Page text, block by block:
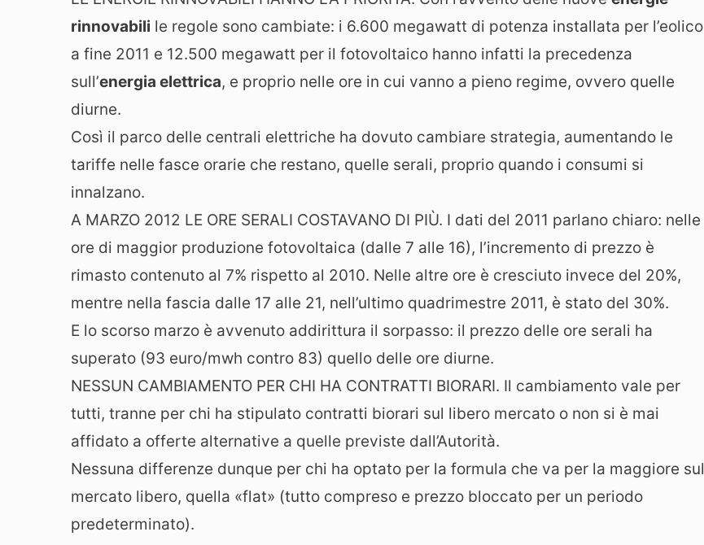
rinnovabili le regole sono cambiate: i 6.600 megawatt di potenza installata per l’eolico
a fine 2011 e 12.500 megawatt per il fotovoltaico hanno infatti la precedenza
sull’energia elettrica, e proprio nelle ore in cui vanno a pieno regime, ovvero quelle
diurne.
Così il parco delle centrali elettriche ha dovuto cambiare strategia, aumentando le
tariffe nelle fasce orarie che restano, quelle serali, proprio quando i consumi si
innalzano.
A MARZO 2012 LE ORE SERALI COSTAVANO DI PIÙ. I dati del 2011 parlano chiaro: nelle
ore di maggior produzione fotovoltaica (dalle 7 alle 16), l’incremento di prezzo è
rimasto contenuto al 7% rispetto al 2010. Nelle altre ore è cresciuto invece del 20%,
mentre nella fascia dalle 17 alle 21, nell’ultimo quadrimestre 2011, è stato del 30%.
E lo scorso marzo è avvenuto addirittura il sorpasso: il prezzo delle ore serali ha
superato (93 euro/mwh contro 83) quello delle ore diurne.
NESSUN CAMBIAMENTO PER CHI HA CONTRATTI BIORARI. Il cambiamento vale per
tutti, tranne per chi ha stipulato contratti biorari sul libero mercato o non si è mai
affidato a offerte alternative a quelle previste dall’Autorità.
Nessuna differenze dunque per chi ha optato per la formula che va per la maggiore sul
mercato libero, quella «flat» (tutto compreso e prezzo bloccato per un periodo
predeterminato).